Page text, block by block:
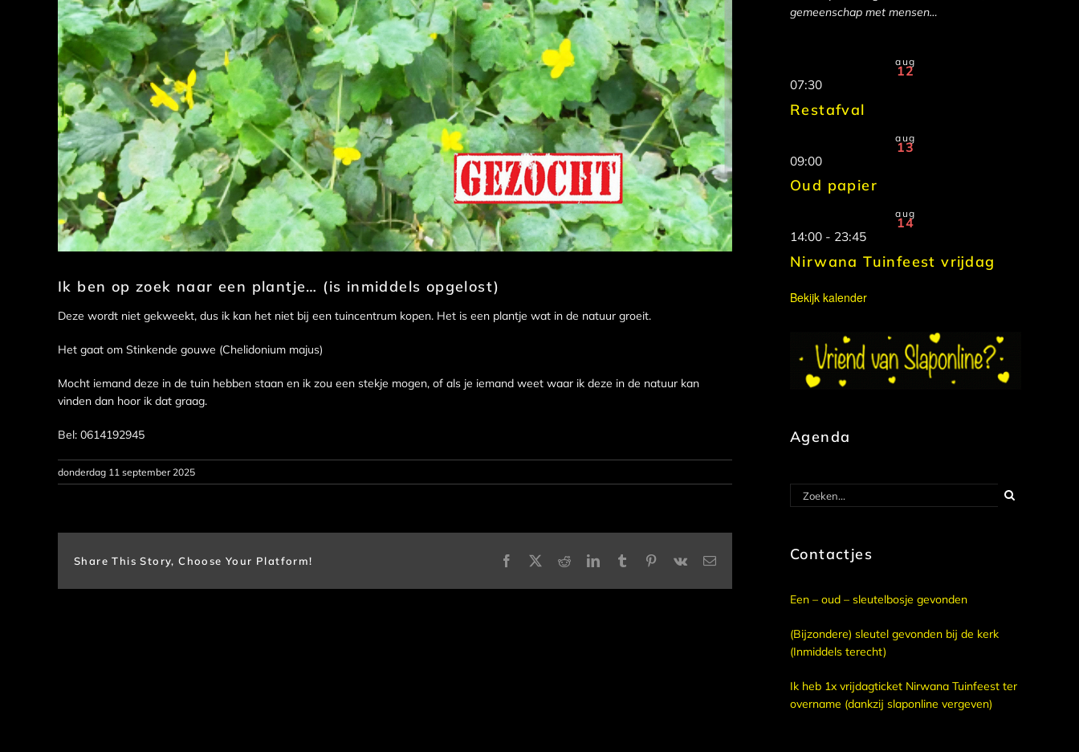
Ik ben op zoek naar een plantje… (is inmiddels opgelost)
Deze wordt niet gekweekt, dus ik kan het niet bij een tuincentrum kopen. Het is een plantje wat in de natuur groeit.
Het gaat om Stinkende gouwe (Chelidonium majus)
Mocht iemand deze in de tuin hebben staan en ik zou een stekje mogen, of als je iemand weet waar ik deze in de natuur kan
vinden dan hoor ik dat graag.
Bel: 0614192945
donderdag 11 september 2025
Share This Story, Choose Your Platform! Facebook RedditLinkedInTumblr Pinterest
Vk
E-
gemeenschap met mensen…
aug
12
07:30
Restafval
aug
13
09:00
Oud papier
aug
14
14:00 - 23:45
Nirwana Tuinfeest vrijdag
Bekijk kalender
Agenda
Zoeken
naar:
Contactjes
Een – oud – sleutelbosje gevonden
(Bijzondere) sleutel gevonden bij de kerk
(Inmiddels terecht)
Ik heb 1x vrijdagticket Nirwana Tuinfeest ter
overname (dankzij slaponline vergeven)